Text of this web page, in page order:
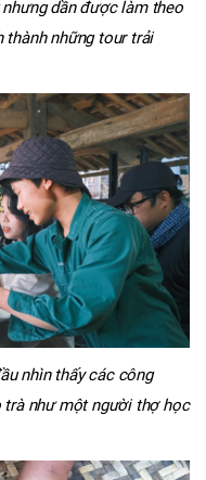
dần được làm theo
thành những tour trải
nhìn thấy các công
trà như một người thợ học